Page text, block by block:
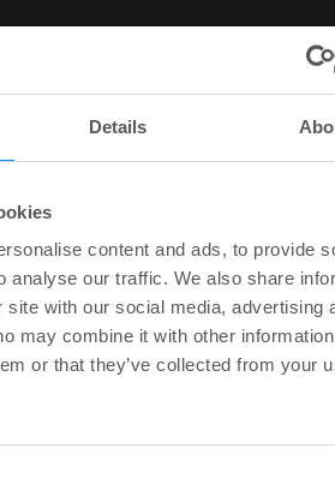
Details
content and ads, to provide
analyse our traffic. We also share
site with our social media, advertising
may combine it with other
or that they’ve collected from your
we innovatieve
die écht het verschil
zij elke dag volop kunnen
zijn wij een vertrouwde naam
met onze productmerken
Surity™. We blijven ons
aan de hoogste